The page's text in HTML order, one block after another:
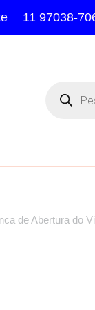
11 97038-
produtos
de Abertura do